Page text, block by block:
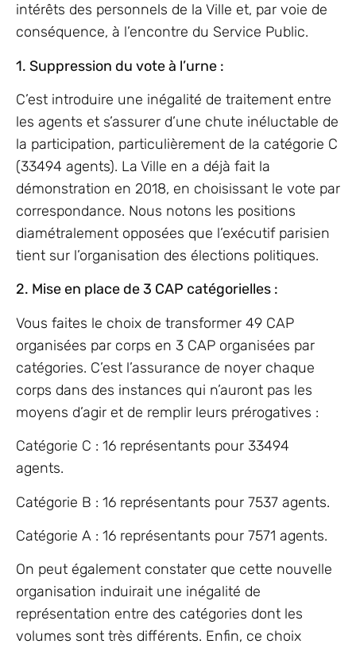
intérêts des personnels de la Ville et, par voie de
conséquence, à l’encontre du Service Public.
1. Suppression du vote à l’urne :
C’est introduire une inégalité de traitement entre
les agents et s’assurer d’une chute inéluctable de
la participation, particulièrement de la catégorie C
(33494 agents). La Ville en a déjà fait la
démonstration en 2018, en choisissant le vote par
correspondance. Nous notons les positions
diamétralement opposées que l’exécutif parisien
tient sur l’organisation des élections politiques.
2. Mise en place de 3 CAP catégorielles :
Vous faites le choix de transformer 49 CAP
organisées par corps en 3 CAP organisées par
catégories. C’est l’assurance de noyer chaque
corps dans des instances qui n’auront pas les
moyens d’agir et de remplir leurs prérogatives :
Catégorie C : 16 représentants pour 33494
agents.
Catégorie B : 16 représentants pour 7537 agents.
Catégorie A : 16 représentants pour 7571 agents.
On peut également constater que cette nouvelle
organisation induirait une inégalité de
représentation entre des catégories dont les
volumes sont très différents. Enfin, ce choix